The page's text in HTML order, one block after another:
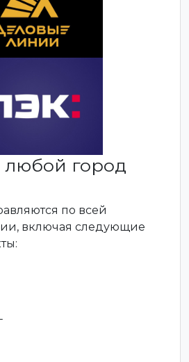
любой город
по всей
включая следующие